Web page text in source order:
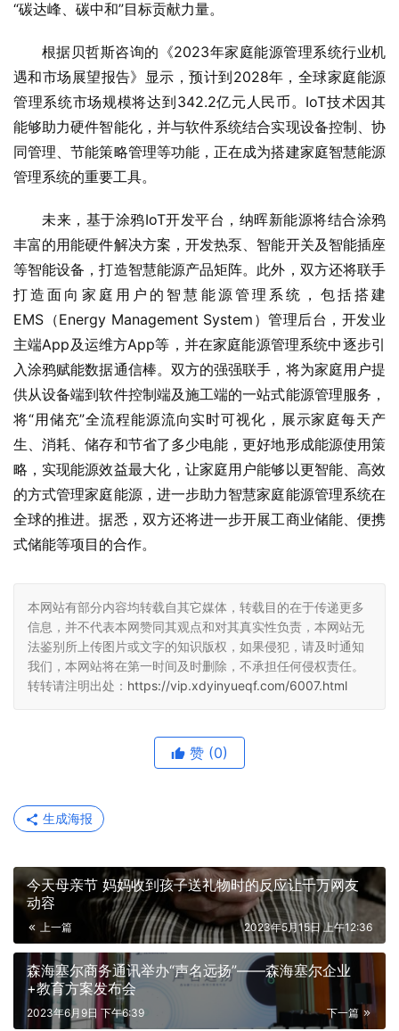
“碳达峰、碳中和”目标贡献力量。
根据贝哲斯咨询的《2023年家庭能源管理系统行业机
遇和市场展望报告》显示，预计到2028年，全球家庭能源
管理系统市场规模将达到342.2亿元人民币。IoT技术因其
能够助力硬件智能化，并与软件系统结合实现设备控制、协
同管理、节能策略管理等功能，正在成为搭建家庭智慧能源
管理系统的重要工具。
未来，基于涂鸦IoT开发平台，纳晖新能源将结合涂鸦
丰富的用能硬件解决方案，开发热泵、智能开关及智能插座
等智能设备，打造智慧能源产品矩阵。此外，双方还将联手
打造面向家庭用户的智慧能源管理系统，包括搭建
EMS（Energy Management System）管理后台，开发业
主端App及运维方App等，并在家庭能源管理系统中逐步引
入涂鸦赋能数据通信棒。双方的强强联手，将为家庭用户提
供从设备端到软件控制端及施工端的一站式能源管理服务，
将“用储充”全流程能源流向实时可视化，展示家庭每天产
生、消耗、储存和节省了多少电能，更好地形成能源使用策
略，实现能源效益最大化，让家庭用户能够以更智能、高效
的方式管理家庭能源，进一步助力智慧家庭能源管理系统在
全球的推进。据悉，双方还将进一步开展工商业储能、便携
式储能等项目的合作。
本网站有部分内容均转载自其它媒体，转载目的在于传递更多
信息，并不代表本网赞同其观点和对其真实性负责，本网站无
法鉴别所上传图片或文字的知识版权，如果侵犯，请及时通知
我们，本网站将在第一时间及时删除，不承担任何侵权责任。
转转请注明出处： https://vip.xdyinyueqf.com/6007.html
赞 (0)
生成海报
今天母亲节 妈妈收到孩子送礼物时的反应让千万网友
动容
上一篇 2023年5月15日 上午12:36
森海塞尔商务通讯举办“声名远扬”——森海塞尔企业
+教育方案发布会
下一篇
2023年6月9日 下午6:39